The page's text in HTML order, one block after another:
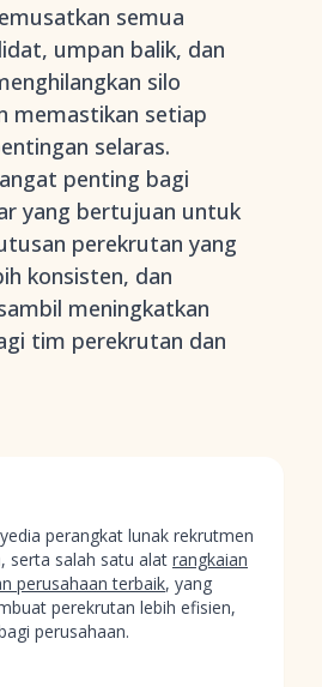
semua
umpan balik, dan
silo
memastikan setiap
selaras.
penting bagi
yang bertujuan untuk
perekrutan yang
konsisten, dan
meningkatkan
tim perekrutan dan
perangkat lunak rekrutmen
serta salah satu alat rangkaian
perusahaan terbaik, yang
perekrutan lebih efisien,
perusahaan.